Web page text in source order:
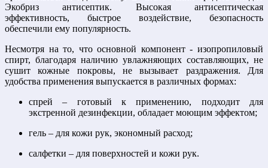
Экобриз антисептик. Высокая антисептическая
эффективность, быстрое воздействие, безопасность
обеспечили ему популярность.
Несмотря на то, что основной компонент - изопропиловый
спирт, благодаря наличию увлажняющих составляющих, не
сушит кожные покровы, не вызывает раздражения. Для
удобства применения выпускается в различных формах:
спрей – готовый к применению, подходит для
экстренной дезинфекции, обладает моющим эффектом;
гель – для кожи рук, экономный расход;
салфетки – для поверхностей и кожи рук.